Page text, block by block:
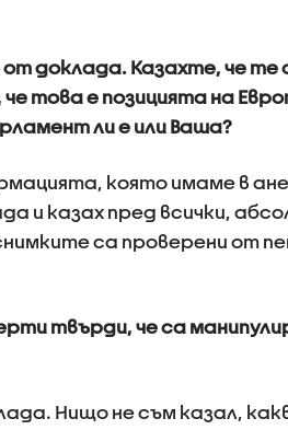
доклада. Казахте, че те
че това е позицията на
ли е или Ваша?
която имаме в
и казах пред всички,
са проверени от
твърди, че са
Нищо не съм казал,